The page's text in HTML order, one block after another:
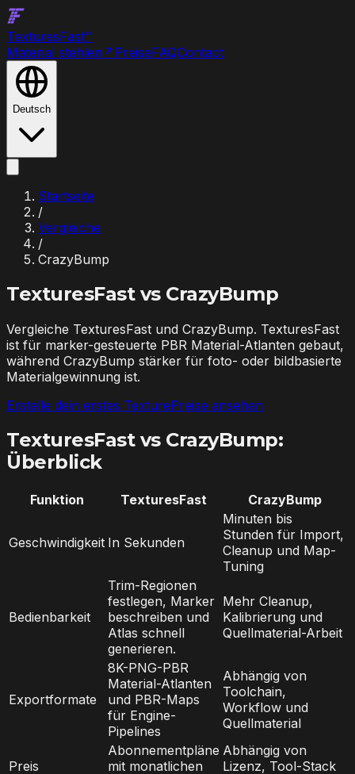
TexturesFast™
Material stehlen ↗ PreiseFAQContact
Deutsch
Startseite
/
Vergleiche
/
CrazyBump
TexturesFast vs CrazyBump
Vergleiche TexturesFast und CrazyBump. TexturesFast
ist für marker-gesteuerte PBR Material-Atlanten gebaut,
während CrazyBump stärker für foto- oder bildbasierte
Materialgewinnung ist.
Erstelle dein erstes TexturePreise ansehen
TexturesFast vs CrazyBump:
Überblick
Funktion TexturesFast CrazyBump
Geschwindigkeit In Sekunden
Minuten bis
Stunden für Import,
Cleanup und Map-
Tuning
Bedienbarkeit
Trim-Regionen
festlegen, Marker
beschreiben und
Atlas schnell
generieren.
Mehr Cleanup,
Kalibrierung und
Quellmaterial-Arbeit
Exportformate
8K-PNG-PBR
Material-Atlanten
und PBR-Maps
für Engine-
Pipelines
Abhängig von
Toolchain,
Workflow und
Quellmaterial
Preis
Abonnementpläne
mit monatlichen
Abhängig von
Lizenz, Tool-Stack